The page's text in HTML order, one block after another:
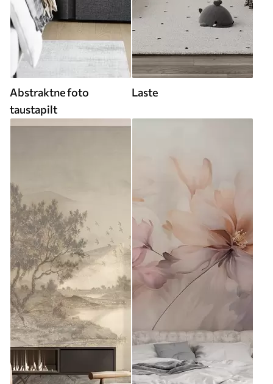
Abstraktne foto
taustapilt
Laste